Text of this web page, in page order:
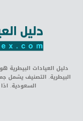
دليل العيادات البيطرية
البيطرية. التصنيف يشمل
السعودية.